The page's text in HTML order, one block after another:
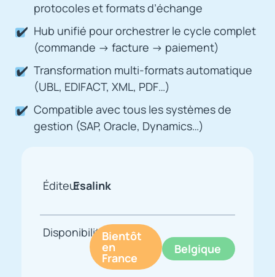
protocoles et formats d’échange
Hub unifié pour orchestrer le cycle complet
(commande → facture → paiement)
Transformation multi-formats automatique
(UBL, EDIFACT, XML, PDF…)
Compatible avec tous les systèmes de
gestion (SAP, Oracle, Dynamics…)
ÉditeurEsalink
DisponibilitéBientôt
en
France
Belgique